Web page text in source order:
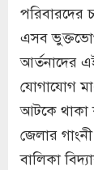
পরিবারদের
এসব
আর্তনাদের
যোগাযোগ
আটকে থাকা
জেলার
বালিকা